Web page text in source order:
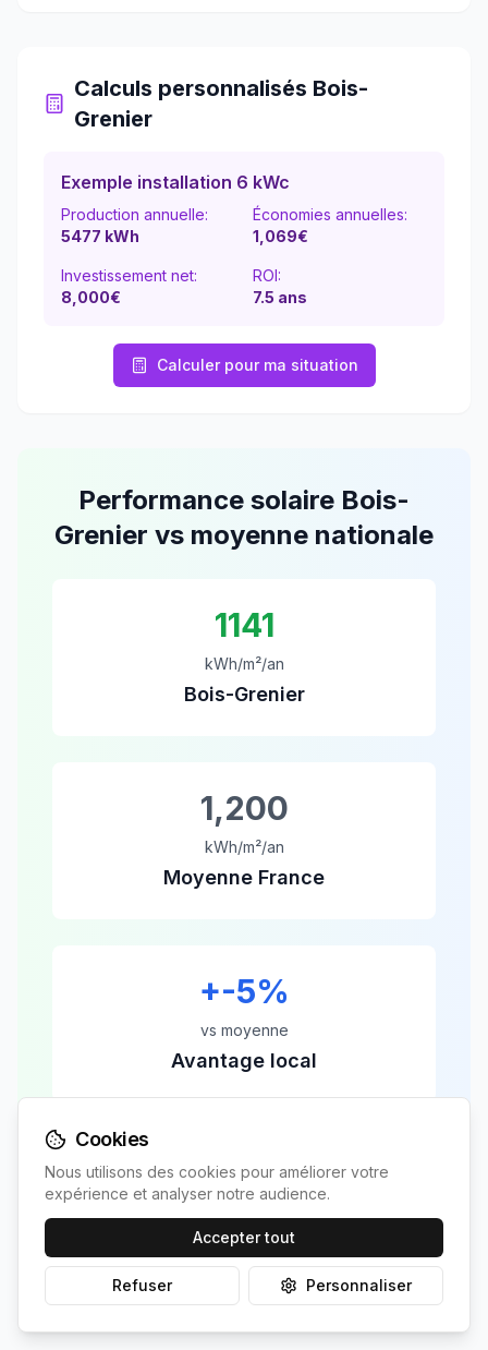
Calculs personnalisés Bois-
Grenier
Exemple installation 6 kWc
Production annuelle:
5477 kWh
Économies annuelles:
1,069€
Investissement net:
8,000€
ROI:
7.5 ans
Calculer pour ma situation
Performance solaire Bois-
Grenier vs moyenne nationale
1141
kWh/m²/an
Bois-Grenier
1,200
kWh/m²/an
Moyenne France
+-5%
vs moyenne
Avantage local
Bois-Grenier
par rapport à la moyenne nationale, ce qui se
traduit par une production supérieure et un
retour sur investissement plus rapide de7.5
ans.
Cookies
Nous utilisons des cookies pour améliorer votre
expérience et analyser notre audience.
Accepter tout
Refuser Personnaliser